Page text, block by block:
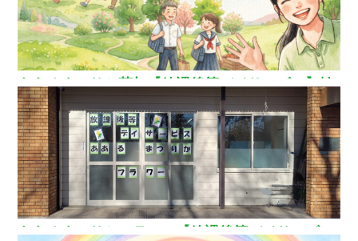
ああるまつりか草加【放課後等デイサービス】埼
玉県草加市
ああるまつりかフラワー【放課後等デイサービ